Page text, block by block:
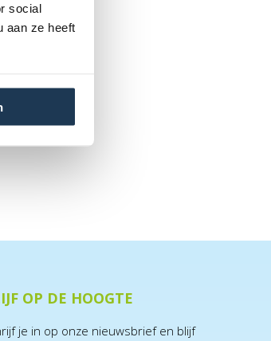
social
aan ze heeft
OP DE HOOGTE
je in op onze nieuwsbrief en blijf